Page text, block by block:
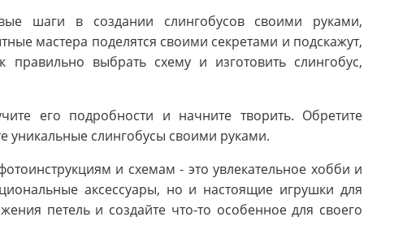
шаги в создании слингобусов своими руками,
мастера поделятся своими секретами и подскажут,
выбрать схему и изготовить слингобус,
его подробности и начните творить. Обретите
уникальные слингобусы своими руками.
и схемам - это увлекательное хобби и
аксессуары, но и настоящие игрушки для
петель и создайте что-то особенное для своего